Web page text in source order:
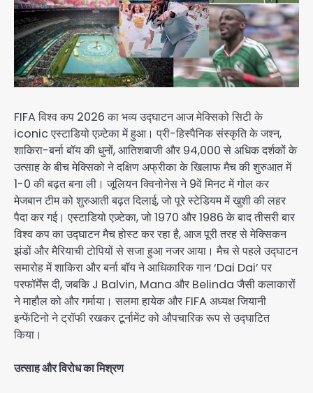
FIFA विश्व कप 2026 का भव्य उद्घाटन आज मेक्सिको सिटी के
iconic एस्टाडियो एज़्टेका में हुआ। प्री-हिस्पैनिक संस्कृति के जश्न,
शाकिरा-बर्ना बॉय की धुनों, आतिशबाजी और 94,000 से अधिक दर्शकों के
उत्साह के बीच मेक्सिको ने दक्षिण अफ्रीका के खिलाफ मैच की शुरुआत में
1-0 की बढ़त बना ली। जूलियन क्विनोनेस ने 9वें मिनट में गोल कर
मेजबान टीम को शुरुआती बढ़त दिलाई, जो पूरे स्टेडियम में खुशी की लहर
पैदा कर गई। एस्टाडियो एज़्टेका, जो 1970 और 1986 के बाद तीसरी बार
विश्व कप का उद्घाटन मैच होस्ट कर रहा है, आज पूरी तरह से मेक्सिकन
झंडों और मैरियाची टोपियों से सजा हुआ नजर आया। मैच से पहले उद्घाटन
समारोह में शाकिरा और बर्ना बॉय ने आधिकारिक गान ‘Dai Dai’ पर
परफॉर्मेंस दी, जबकि J Balvin, Mana और Belinda जैसी कलाकारों
ने माहौल को और गर्माया। सलमा हायेक और FIFA अध्यक्ष जियानी
इन्फेंटिनो ने ट्रॉफी रखकर टूर्नामेंट को औपचारिक रूप से उद्घाटित
किया।
उत्साह और विरोध का मिश्रण